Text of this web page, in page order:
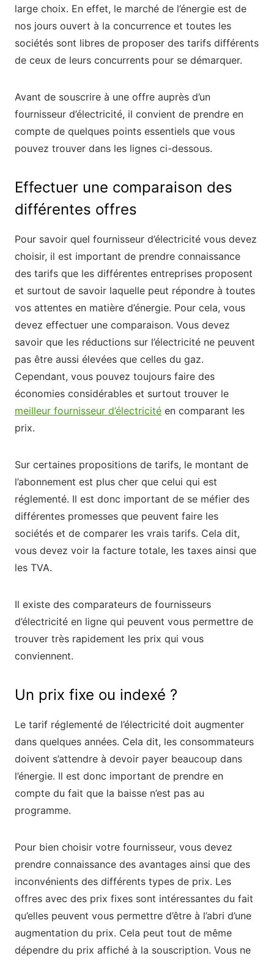
large choix. En effet, le marché de l’énergie est de
nos jours ouvert à la concurrence et toutes les
sociétés sont libres de proposer des tarifs différents
de ceux de leurs concurrents pour se démarquer.
Avant de souscrire à une offre auprès d’un
fournisseur d’électricité, il convient de prendre en
compte de quelques points essentiels que vous
pouvez trouver dans les lignes ci-dessous.
Effectuer une comparaison des
différentes offres
Pour savoir quel fournisseur d’électricité vous devez
choisir, il est important de prendre connaissance
des tarifs que les différentes entreprises proposent
et surtout de savoir laquelle peut répondre à toutes
vos attentes en matière d’énergie. Pour cela, vous
devez effectuer une comparaison. Vous devez
savoir que les réductions sur l’électricité ne peuvent
pas être aussi élevées que celles du gaz.
Cependant, vous pouvez toujours faire des
économies considérables et surtout trouver le
meilleur fournisseur d’électricité en comparant les
prix.
Sur certaines propositions de tarifs, le montant de
l’abonnement est plus cher que celui qui est
réglementé. Il est donc important de se méfier des
différentes promesses que peuvent faire les
sociétés et de comparer les vrais tarifs. Cela dit,
vous devez voir la facture totale, les taxes ainsi que
les TVA.
Il existe des comparateurs de fournisseurs
d’électricité en ligne qui peuvent vous permettre de
trouver très rapidement les prix qui vous
conviennent.
Un prix fixe ou indexé ?
Le tarif réglementé de l’électricité doit augmenter
dans quelques années. Cela dit, les consommateurs
doivent s’attendre à devoir payer beaucoup dans
l’énergie. Il est donc important de prendre en
compte du fait que la baisse n’est pas au
programme.
Pour bien choisir votre fournisseur, vous devez
prendre connaissance des avantages ainsi que des
inconvénients des différents types de prix. Les
offres avec des prix fixes sont intéressantes du fait
qu’elles peuvent vous permettre d’être à l’abri d’une
augmentation du prix. Cela peut tout de même
dépendre du prix affiché à la souscription. Vous ne